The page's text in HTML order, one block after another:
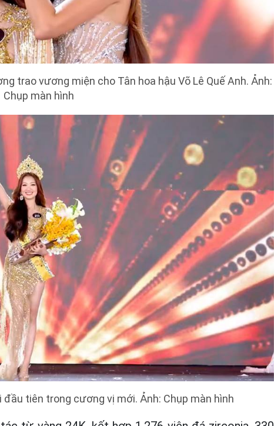
trao vương miện cho Tân hoa hậu Võ Lê Quế Anh. Ảnh:
Chụp màn hình
tiên trong cương vị mới. Ảnh: Chụp màn hình